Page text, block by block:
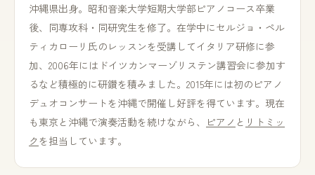
沖縄県出身。昭和音楽大学短期大学部ピアノコース卒業
後、同専攻科・同研究生を修了。在学中にセルジョ・ペル
ティカローリ氏のレッスンを受講してイタリア研修に参
加、2006年にはドイツカンマーゾリステン講習会に参加す
るなど積極的に研鑽を積みました。2015年には初のピアノ
デュオコンサートを沖縄で開催し好評を得ています。現在
も東京と沖縄で演奏活動を続けながら、
ピアノ と リトミッ
クを担当しています。